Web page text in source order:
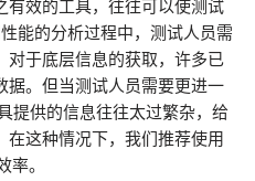
有效的工具，往往可以使测试
能的分析过程中，测试人员需
对于底层信息的获取，许多已
据。但当测试人员需要更进一
提供的信息往往太过繁杂，给
在这种情况下，我们推荐使用
率。